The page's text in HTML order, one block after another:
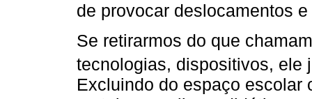
de provocar deslocamentos
Se retirarmos do que
tecnologias, dispositivos, ele
Excluindo do espaço escolar